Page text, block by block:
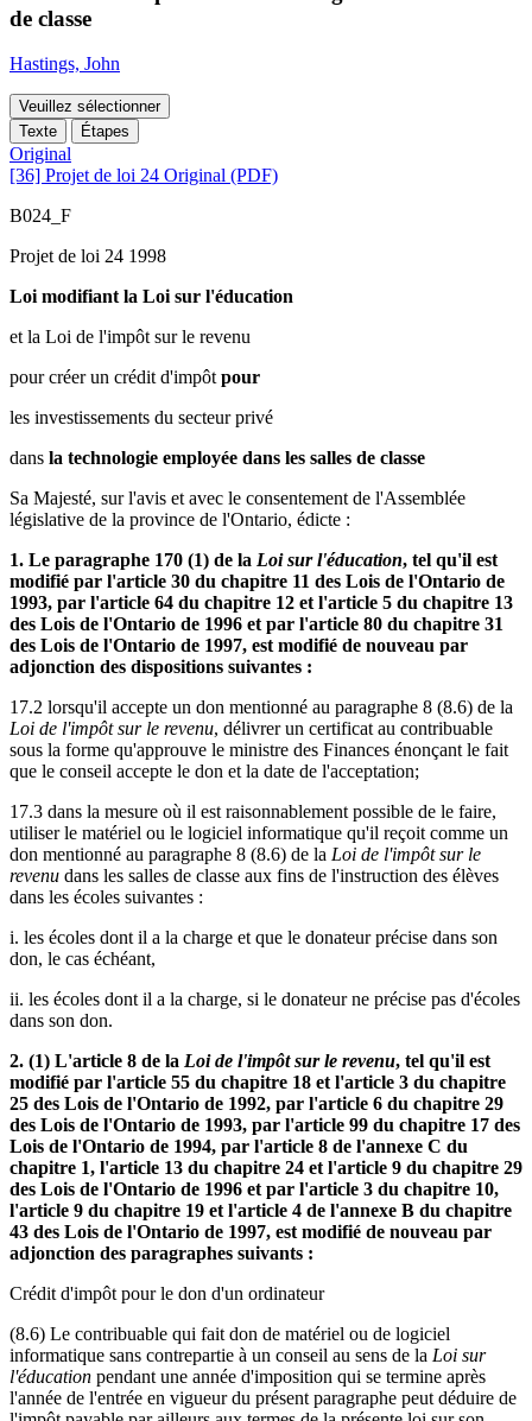
de classe
Hastings, John
Veuillez sélectionner
Texte
Étapes
Original
[36] Projet de loi 24 Original (PDF)
B024_F
Projet de loi 24 1998
Loi modifiant la Loi sur l'éducation
et la Loi de l'impôt sur le revenu
pour créer un crédit d'impôt pour
les investissements du secteur privé
dans la technologie employée dans les salles de classe
Sa Majesté, sur l'avis et avec le consentement de l'Assemblée
législative de la province de l'Ontario, édicte :
1. Le paragraphe 170 (1) de la Loi sur l'éducation, tel qu'il est
modifié par l'article 30 du chapitre 11 des Lois de l'Ontario de
1993, par l'article 64 du chapitre 12 et l'article 5 du chapitre 13
des Lois de l'Ontario de 1996 et par l'article 80 du chapitre 31
des Lois de l'Ontario de 1997, est modifié de nouveau par
adjonction des dispositions suivantes :
17.2 lorsqu'il accepte un don mentionné au paragraphe 8 (8.6) de la
Loi de l'impôt sur le revenu, délivrer un certificat au contribuable
sous la forme qu'approuve le ministre des Finances énonçant le fait
que le conseil accepte le don et la date de l'acceptation;
17.3 dans la mesure où il est raisonnablement possible de le faire,
utiliser le matériel ou le logiciel informatique qu'il reçoit comme un
don mentionné au paragraphe 8 (8.6) de la Loi de l'impôt sur le
revenu dans les salles de classe aux fins de l'instruction des élèves
dans les écoles suivantes :
i. les écoles dont il a la charge et que le donateur précise dans son
don, le cas échéant,
ii. les écoles dont il a la charge, si le donateur ne précise pas d'écoles
dans son don.
2. (1) L'article 8 de la Loi de l'impôt sur le revenu, tel qu'il est
modifié par l'article 55 du chapitre 18 et l'article 3 du chapitre
25 des Lois de l'Ontario de 1992, par l'article 6 du chapitre 29
des Lois de l'Ontario de 1993, par l'article 99 du chapitre 17 des
Lois de l'Ontario de 1994, par l'article 8 de l'annexe C du
chapitre 1, l'article 13 du chapitre 24 et l'article 9 du chapitre 29
des Lois de l'Ontario de 1996 et par l'article 3 du chapitre 10,
l'article 9 du chapitre 19 et l'article 4 de l'annexe B du chapitre
43 des Lois de l'Ontario de 1997, est modifié de nouveau par
adjonction des paragraphes suivants :
Crédit d'impôt pour le don d'un ordinateur
(8.6) Le contribuable qui fait don de matériel ou de logiciel
informatique sans contrepartie à un conseil au sens de la Loi sur
l'éducation pendant une année d'imposition qui se termine après
l'année de l'entrée en vigueur du présent paragraphe peut déduire de